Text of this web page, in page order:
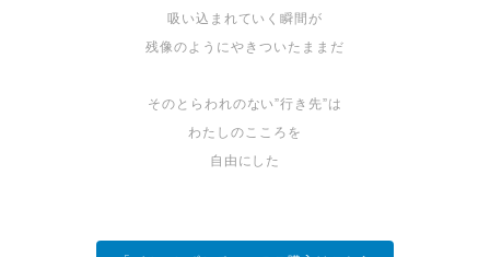
吸い込まれていく瞬間が
残像のようにやきついたままだ
そのとらわれのない”行き先”は
わたしのこころを
自由にした